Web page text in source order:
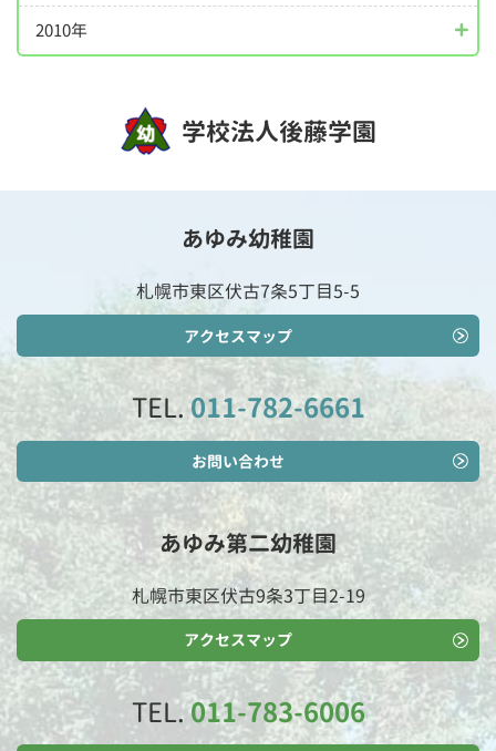
2010年
学校法人後藤学園
あゆみ幼稚園
札幌市東区伏古7条5丁目5-5
アクセスマップ
TEL.011-782-6661
お問い合わせ
あゆみ第二幼稚園
札幌市東区伏古9条3丁目2-19
アクセスマップ
TEL.011-783-6006